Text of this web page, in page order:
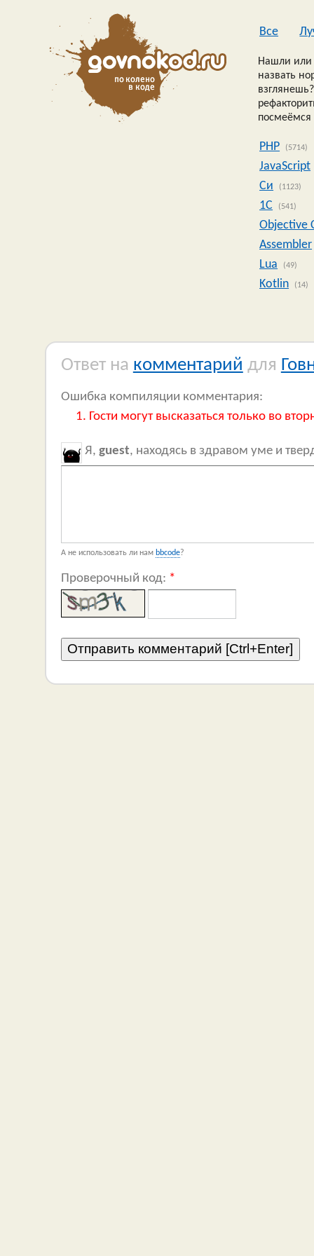
Все
Нашли или
назвать
посмеёмся
PHP (5714)
JavaScript
Си
(1123)
1C (541)
Objective
Assembler
Lua
(49)
Kotlin (14)
Ответ на комментарий для
Ошибка компиляции комментария:
Гости могут высказаться только во
Я, guest, находясь в здравом уме и
А не использовать ли нам bbcode?
Проверочный код: *